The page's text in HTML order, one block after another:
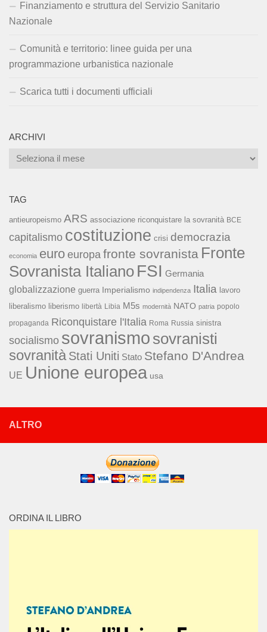
Finanziamento e struttura del Servizio Sanitario
Nazionale
Comunità e territorio: linee guida per una
programmazione urbanistica nazionale
Scarica tutti i documenti ufficiali
ARCHIVI
Archivi
TAG
antieuropeismo ARS associazione riconquistare la sovranità BCE
capitalismo costituzione crisi democrazia
economia euro europa fronte sovranista Fronte
Sovranista Italiano FSI Germania
globalizzazione guerra Imperialismo indipendenza Italia lavoro
liberalismo liberismo libertà Libia M5s modernità NATO patria popolo
propaganda Riconquistare l'Italia Roma Russia sinistra
socialismo sovranismo sovranisti
sovranità Stati Uniti Stato Stefano D'Andrea
UE Unione europea usa
ALTRO
ORDINA IL LIBRO